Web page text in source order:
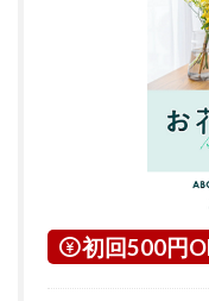
初回500円